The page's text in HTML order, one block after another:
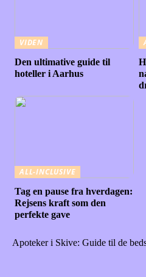
VIDEN
Den ultimative guide til
hoteller i Aarhus
ALL-INCLUSIVE
Tag en pause fra hverdagen:
Rejsens kraft som den
perfekte gave
Apoteker i Skive: Guide til de